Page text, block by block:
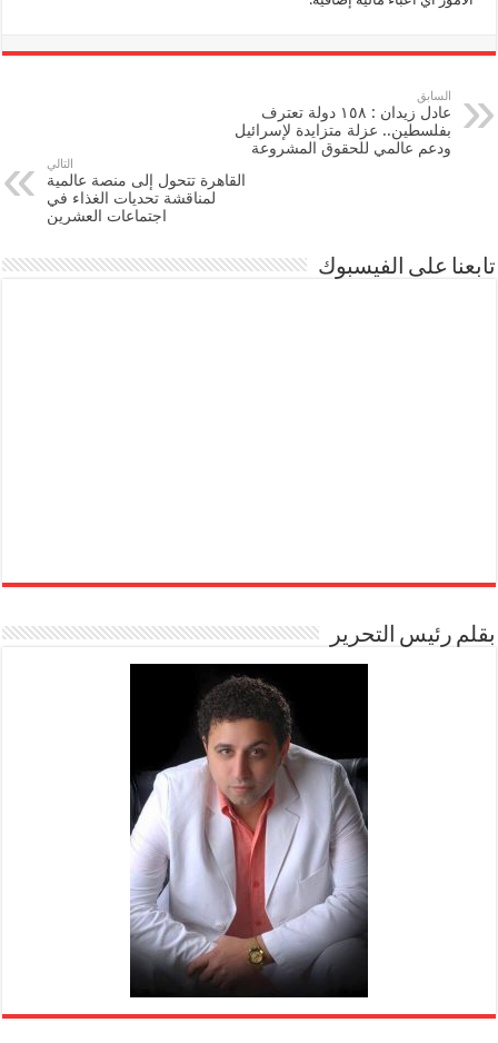
السابق
عادل زيدان : ١٥٨ دولة تعترف
بفلسطين.. عزلة متزايدة لإسرائيل
ودعم عالمي للحقوق المشروعة
التالي
القاهرة تتحول إلى منصة عالمية
لمناقشة تحديات الغذاء في
اجتماعات العشرين
تابعنا على الفيسبوك
بقلم رئيس التحرير